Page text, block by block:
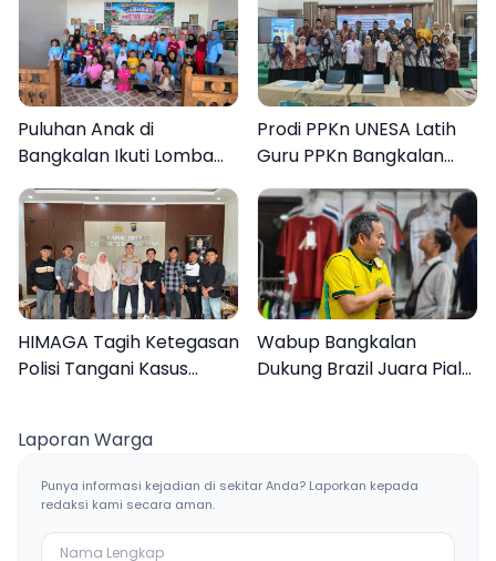
Puluhan Anak di
Bangkalan Ikuti Lomba
Liburan Keluarga
Prodi PPKn UNESA Latih
Guru PPKn Bangkalan
Inovasi Teknologi
HIMAGA Tagih Ketegasan
Polisi Tangani Kasus
Wabup Bangkalan
Dukung Brazil Juara Piala
Laporan Warga
Punya informasi kejadian di sekitar Anda? Laporkan kepada
redaksi kami secara aman.